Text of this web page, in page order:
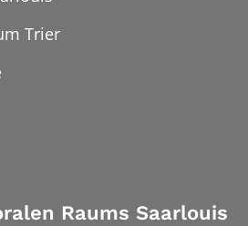
Trier
Raums Saarlouis